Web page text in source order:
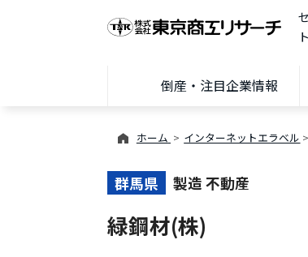
ト
倒産・注目企業情報
ホーム インターネットエラベル
群馬県 製造 不動産
緑鋼材(株)